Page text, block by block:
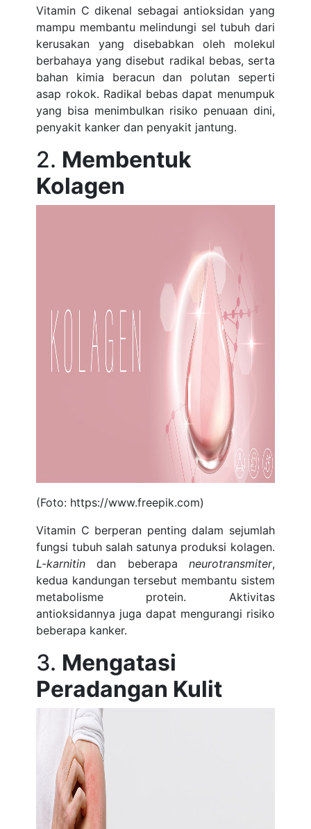
Vitamin C dikenal sebagai antioksidan yang
mampu membantu melindungi sel tubuh dari
kerusakan yang disebabkan oleh molekul
berbahaya yang disebut radikal bebas, serta
bahan kimia beracun dan polutan seperti
asap rokok. Radikal bebas dapat menumpuk
yang bisa menimbulkan risiko penuaan dini,
penyakit kanker dan penyakit jantung.
2. Membentuk
Kolagen
(Foto: https://www.freepik.com)
Vitamin C berperan penting dalam sejumlah
fungsi tubuh salah satunya produksi kolagen.
L-karnitindan beberapa neurotransmiter,
kedua kandungan tersebut membantu sistem
metabolisme protein. Aktivitas
antioksidannya juga dapat mengurangi risiko
beberapa kanker.
3. Mengatasi
Peradangan Kulit